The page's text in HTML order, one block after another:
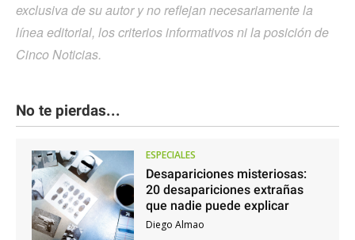
exclusiva de su autor y no reflejan necesariamente la
línea editorial, los criterios informativos ni la posición de
Cinco Noticias.
No te pierdas...
ESPECIALES
Desapariciones misteriosas:
20 desapariciones extrañas
que nadie puede explicar
Diego Almao